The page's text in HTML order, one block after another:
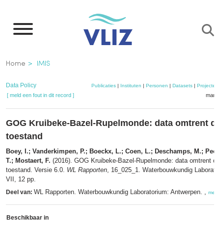
naar
inhoud
gaan
Kruimelpad
Home IMIS
Data Policy Publicaties| Instituten | Personen | Datasets| Projecten
[ meld een fout in dit record ]
GOG Kruibeke-Bazel-Rupelmonde: data omtrent
toestand
Boey, I.; Vanderkimpen, P.; Boeckx, L.; Coen, L.; Deschamps, M.;
T.; Mostaert, F. (2016). GOG Kruibeke-Bazel-Rupelmonde: data omtrent
toestand. Versie 6.0. WL Rapporten, 16_025_1. Waterbouwkundig
VII, 12 pp.
Deel van: WL Rapporten. Waterbouwkundig Laboratorium: Antwerpen. , meer
Beschikbaar in